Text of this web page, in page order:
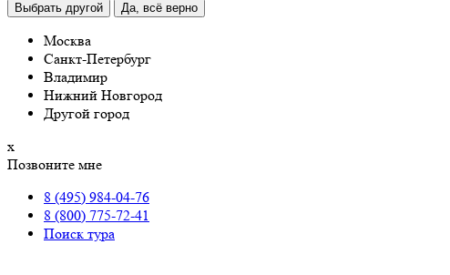
Выбрать другой Да, всё верно
Москва
Санкт-Петербург
Владимир
Нижний Новгород
Другой город
х
Позвоните мне
8 (495) 984-04-76
8 (800) 775-72-41
Поиск тура